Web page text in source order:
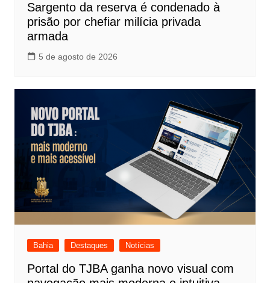
Sargento da reserva é condenado à
prisão por chefiar milícia privada
armada
5 de agosto de 2026
Bahia Destaques Notícias
Portal do TJBA ganha novo visual com